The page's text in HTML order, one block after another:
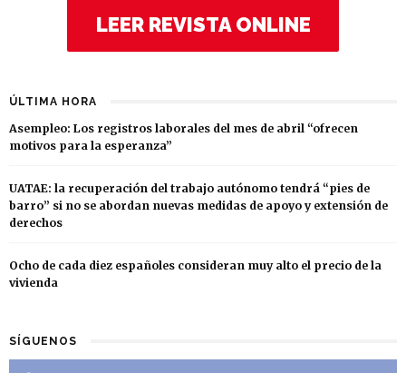
LEER REVISTA ONLINE
ÚLTIMA HORA
Asempleo: Los registros laborales del mes de abril “ofrecen
motivos para la esperanza”
UATAE: la recuperación del trabajo autónomo tendrá “pies de
barro” si no se abordan nuevas medidas de apoyo y extensión de
derechos
Ocho de cada diez españoles consideran muy alto el precio de la
vivienda
SÍGUENOS